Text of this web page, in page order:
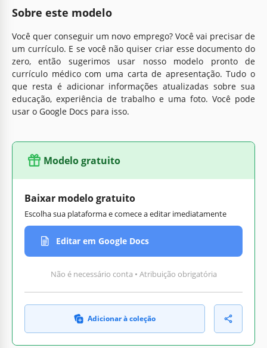
Sobre este modelo
Você quer conseguir um novo emprego? Você vai precisar de
um currículo. E se você não quiser criar esse documento do
zero, então sugerimos usar nosso modelo pronto de
currículo médico com uma carta de apresentação. Tudo o
que resta é adicionar informações atualizadas sobre sua
educação, experiência de trabalho e uma foto. Você pode
usar o Google Docs para isso.
Modelo gratuito
Baixar modelo gratuito
Escolha sua plataforma e comece a editar imediatamente
Editar em Google Docs
Não é necessário conta • Atribuição obrigatória
Adicionar à coleção